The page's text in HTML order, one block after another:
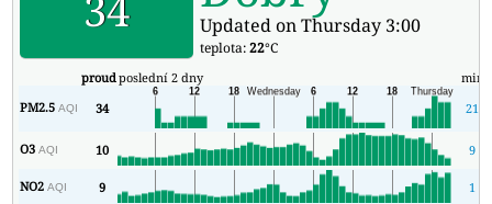
Updated on Thursday 3:00
teplota:22°C
proudposlední 2 dny min
PM2.5AQI 34 21
O3AQI 10 9
NO2AQI 9
1